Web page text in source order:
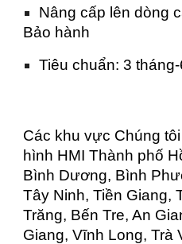
Nâng cấp lên dòng
Bảo hành
Tiêu chuẩn: 3
Các khu vực Chúng
hình HMI Thành phố
Bình Dương, Bình
Tây Ninh, Tiền Giang,
Trăng, Bến Tre, An
Giang, Vĩnh Long, Trà